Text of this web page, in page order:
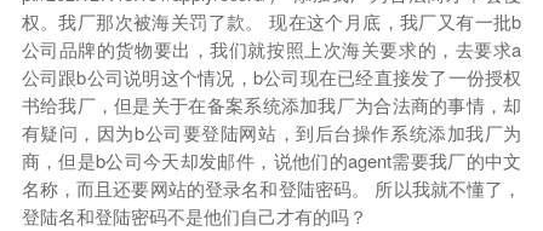
权。我厂那次被海关罚了款。 现在这个月底，我厂又有一批b
公司品牌的货物要出，我们就按照上次海关要求的，去要求a
公司跟b公司说明这个情况，b公司现在已经直接发了一份授权
书给我厂，但是关于在备案系统添加我厂为合法商的事情，却
有疑问，因为b公司要登陆网站，到后台操作系统添加我厂为
商，但是b公司今天却发邮件，说他们的agent需要我厂的中文
名称，而且还要网站的登录名和登陆密码。 所以我就不懂了，
登陆名和登陆密码不是他们自己才有的吗？